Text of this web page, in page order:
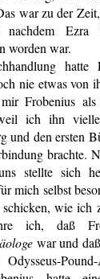
war zu der
Ezra
worden war.
hatte
nie etwas von
Frobenius
ich ihn
und den ersten
brachte.
stellte sich
mich selbst
wie ich
ich, daß
war und